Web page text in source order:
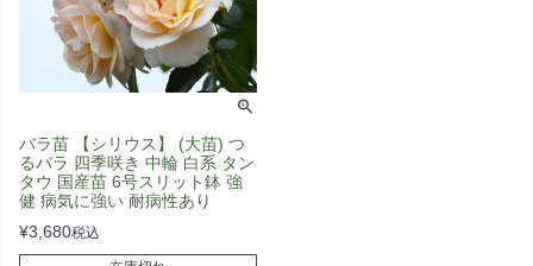
バラ苗 【シリウス】 (大苗) つ
るバラ 四季咲き 中輪 白系 タン
タウ 国産苗 6号スリット鉢 強
健 病気に強い 耐病性あり
¥3,680税込